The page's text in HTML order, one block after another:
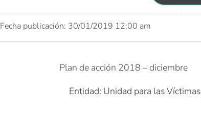
Fecha publicación: 30/01/2019 12:00 am
Plan de acción 2018 – diciembre
Entidad: Unidad para las Víctimas